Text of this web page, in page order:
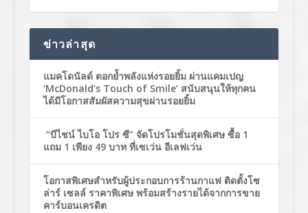
ข่าวล่าสุด
แมคโดนัลด์ ตอกย้ำพลังแห่งรอยยิ้ม ผ่านแคมเปญ
‘McDonald’s Touch of Smile’ สนับสนุนให้ทุกคน
ได้มีโอกาสสัมผัสความสุขผ่านรอยยิ้ม
“บีไชน์ ไบโอ โปร ซี” จัดโปรโมชั่นสุดพิเศษ ซื้อ 1
แถม 1 เพียง 49 บาท ที่เซเว่น อีเลฟเว่น
โอกาสพิเศษสำหรับผู้ประกอบการร้านกาแฟ ติดตั้งโซ
ล่าร์ เซลล์ ราคาพิเศษ พร้อมสร้างรายได้จากการขาย
คาร์บอนเครดิต